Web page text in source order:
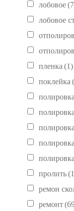
лобовое
лобовое
пленка (1)
поклейка
полировка
пролить
ремон
ремонт